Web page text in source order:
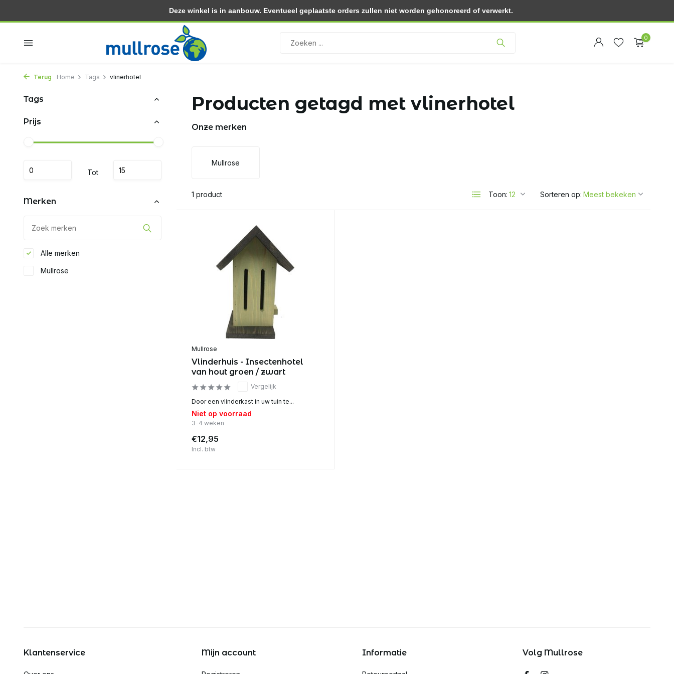
Gratis thuisbezorgd vanaf 30.- (NL) Retourneren binnen 30 dagen
0
Terug Home Tags vlinerhotel
Tags
Prijs
Tot
Merken
Alle merken
Mullrose
Producten getagd met vlinerhotel
Onze merken
Mullrose
1 product Toon: Sorteren op:
Mullrose
Vlinderhuis - Insectenhotel
van hout groen / zwart
Vergelijk
Door een vlinderkast in uw tuin te...
Niet op voorraad
3-4 weken
€12,95
Incl. btw
Klantenservice Mijn account Informatie Volg Mullrose
Deze winkel is in aanbouw. Eventueel geplaatste orders zullen niet worden gehonoreerd of verwerkt.